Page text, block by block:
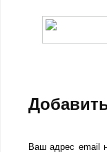
Ваш адрес email